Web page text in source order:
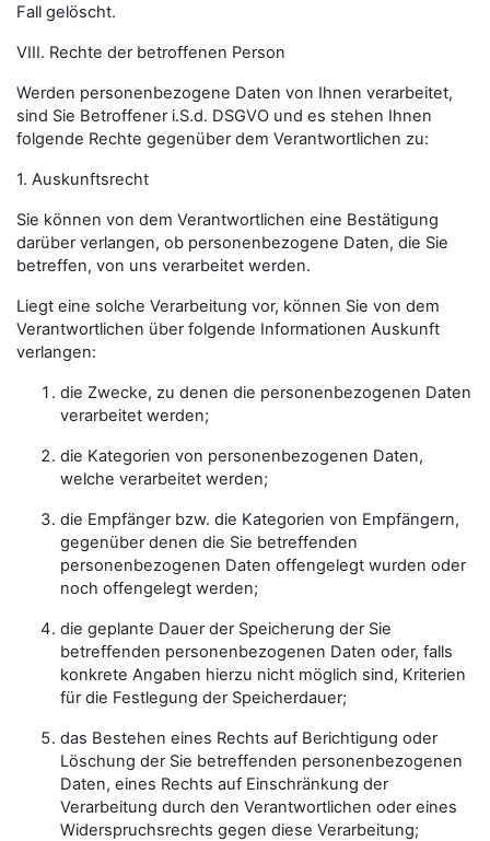
Fall gelöscht.
VIII. Rechte der betroffenen Person
Werden personenbezogene Daten von Ihnen verarbeitet,
sind Sie Betroffener i.S.d. DSGVO und es stehen Ihnen
folgende Rechte gegenüber dem Verantwortlichen zu:
1. Auskunftsrecht
Sie können von dem Verantwortlichen eine Bestätigung
darüber verlangen, ob personenbezogene Daten, die Sie
betreffen, von uns verarbeitet werden.
Liegt eine solche Verarbeitung vor, können Sie von dem
Verantwortlichen über folgende Informationen Auskunft
verlangen:
die Zwecke, zu denen die personenbezogenen Daten
verarbeitet werden;
die Kategorien von personenbezogenen Daten,
welche verarbeitet werden;
die Empfänger bzw. die Kategorien von Empfängern,
gegenüber denen die Sie betreffenden
personenbezogenen Daten offengelegt wurden oder
noch offengelegt werden;
die geplante Dauer der Speicherung der Sie
betreffenden personenbezogenen Daten oder, falls
konkrete Angaben hierzu nicht möglich sind, Kriterien
für die Festlegung der Speicherdauer;
das Bestehen eines Rechts auf Berichtigung oder
Löschung der Sie betreffenden personenbezogenen
Daten, eines Rechts auf Einschränkung der
Verarbeitung durch den Verantwortlichen oder eines
Widerspruchsrechts gegen diese Verarbeitung;